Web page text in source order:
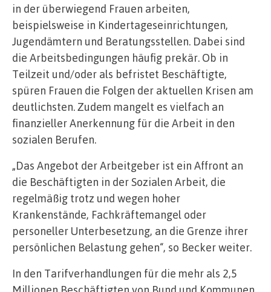
in der überwiegend Frauen arbeiten,
beispielsweise in Kindertageseinrichtungen,
Jugendämtern und Beratungsstellen. Dabei sind
die Arbeitsbedingungen häufig prekär. Ob in
Teilzeit und/oder als befristet Beschäftigte,
spüren Frauen die Folgen der aktuellen Krisen am
deutlichsten. Zudem mangelt es vielfach an
finanzieller Anerkennung für die Arbeit in den
sozialen Berufen.
„Das Angebot der Arbeitgeber ist ein Affront an
die Beschäftigten in der Sozialen Arbeit, die
regelmäßig trotz und wegen hoher
Krankenstände, Fachkräftemangel oder
personeller Unterbesetzung, an die Grenze ihrer
persönlichen Belastung gehen“, so Becker weiter.
In den Tarifverhandlungen für die mehr als 2,5